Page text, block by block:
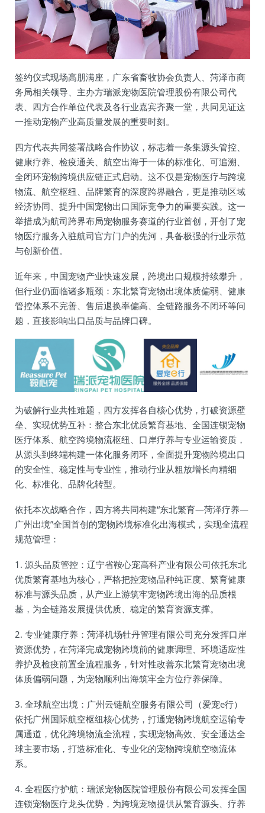
签约仪式现场高朋满座，广东省畜牧协会负责人、菏泽市商
务局相关领导、主办方瑞派宠物医院管理股份有限公司代
表、四方合作单位代表及各行业嘉宾齐聚一堂，共同见证这
一推动宠物产业高质量发展的重要时刻。
四方代表共同签署战略合作协议，标志着一条集源头管控、
健康疗养、检疫通关、航空出海于一体的标准化、可追溯、
全闭环宠物跨境供应链正式启动。这不仅是宠物医疗与跨境
物流、航空枢纽、品牌繁育的深度跨界融合，更是推动区域
经济协同、提升中国宠物出口国际竞争力的重要实践。这一
举措成为航司跨界布局宠物服务赛道的行业首创，开创了宠
物医疗服务入驻航司官方门户的先河，具备极强的行业示范
与创新价值。
近年来，中国宠物产业快速发展，跨境出口规模持续攀升，
但行业仍面临诸多瓶颈：东北繁育宠物出境体质偏弱、健康
管控体系不完善、售后退换率偏高、全链路服务不闭环等问
题，直接影响出口品质与品牌口碑。
为破解行业共性难题，四方发挥各自核心优势，打破资源壁
垒、实现优势互补：整合东北优质繁育基地、全国连锁宠物
医疗体系、航空跨境物流枢纽、口岸疗养与专业运输资质，
从源头到终端构建一体化服务闭环，全面提升宠物跨境出口
的安全性、稳定性与专业性，推动行业从粗放增长向精细
化、标准化、品牌化转型。
依托本次战略合作，四方将共同构建“东北繁育—菏泽疗养—
广州出境”全国首创的宠物跨境标准化出海模式，实现全流程
规范管理：
1. 源头品质管控：辽宁省鞍心宠高科产业有限公司依托东北
优质繁育基地为核心，严格把控宠物品种纯正度、繁育健康
标准与源头品质，从产业上游筑牢宠物跨境出海的品质根
基，为全链路发展提供优质、稳定的繁育资源支撑。
2. 专业健康疗养：菏泽机场牡丹管理有限公司充分发挥口岸
资源优势，在菏泽完成宠物跨境前的健康调理、环境适应性
养护及检疫前置全流程服务，针对性改善东北繁育宠物出境
体质偏弱问题，为宠物顺利出海筑牢全方位疗养保障。
3. 全球航空出境：广州云链航空服务有限公司（爱宠e行）
依托广州国际航空枢纽核心优势，打通宠物跨境航空运输专
属通道，优化跨境物流全流程，实现宠物高效、安全通达全
球主要市场，打造标准化、专业化的宠物跨境航空物流体
系。
4. 全程医疗护航：瑞派宠物医院管理股份有限公司发挥全国
连锁宠物医疗龙头优势，为跨境宠物提供从繁育源头、疗养